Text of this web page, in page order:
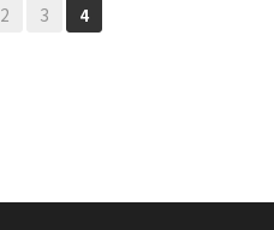
2 3 4